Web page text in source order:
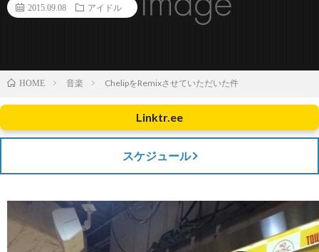
2015.09.08 アイドル
HOME 音楽 ChelipをRemixさせていただいた件
Linktr.ee
スケジュール